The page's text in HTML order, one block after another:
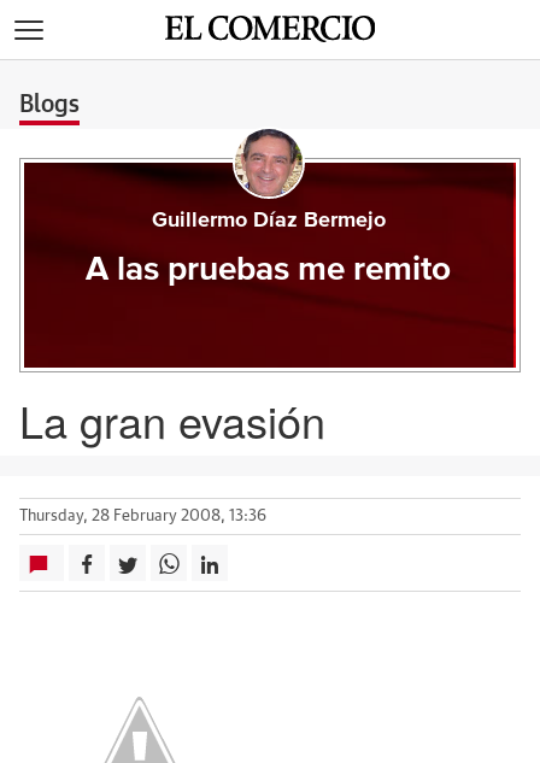
Blogs
Guillermo Díaz Bermejo
A las pruebas me remito
La gran evasión
Thursday, 28 February 2008, 13:36